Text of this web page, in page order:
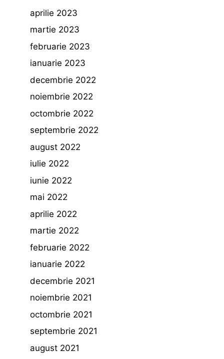
aprilie 2023
martie 2023
februarie 2023
ianuarie 2023
decembrie 2022
noiembrie 2022
octombrie 2022
septembrie 2022
august 2022
iulie 2022
iunie 2022
mai 2022
aprilie 2022
martie 2022
februarie 2022
ianuarie 2022
decembrie 2021
noiembrie 2021
octombrie 2021
septembrie 2021
august 2021